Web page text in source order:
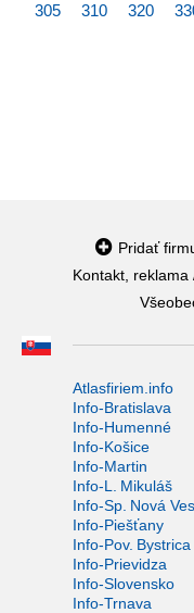
305
310 320
Pridať
Kontakt, reklama
Atlasfiriem.info
Info-Bratislava
Info-Humenné
Info-Košice
Info-Martin
Info-L. Mikuláš
Info-Sp. Nová Ves
Info-Piešťany
Info-Pov. Bystrica
Info-Prievidza
Info-Slovensko
Info-Trnava